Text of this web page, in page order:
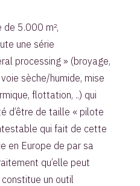
5.000 m²,
une série
processing » (broyage,
sèche/humide, mise
flottation, ..) qui
d’être de taille « pilote
qui fait de cette
en Europe de par sa
qu’elle peut
un outil